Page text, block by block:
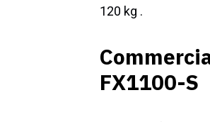
120 kg .
FX1100-S